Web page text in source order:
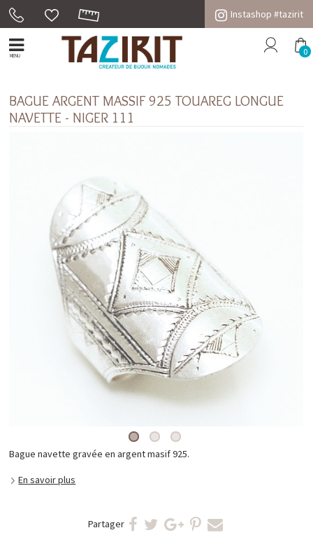
Instashop #tazirit
MENU 0
BAGUE ARGENT MASSIF 925 TOUAREG LONGUE
NAVETTE - NIGER 111
Bague navette gravée en argent masif 925.
En savoir plus
Partager